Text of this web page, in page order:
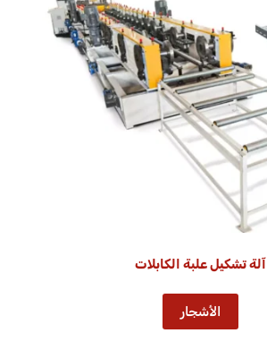
آلة تشكيل علبة الكابلات
الأشجار